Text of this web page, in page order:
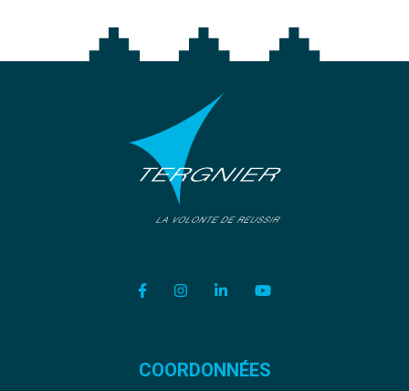
Lien vers le compte Facebook
Lien vers le compte Instagram
Lien vers le compte
Lien vers la chaîne
COORDONNÉES